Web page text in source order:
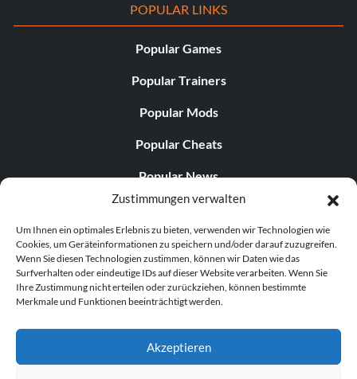
Zustimmungen verwalten
Um Ihnen ein optimales Erlebnis zu bieten, verwenden wir Technologien wie
Cookies, um Geräteinformationen zu speichern und/oder darauf zuzugreifen.
Wenn Sie diesen Technologien zustimmen, können wir Daten wie das
Surfverhalten oder eindeutige IDs auf dieser Website verarbeiten. Wenn Sie
Ihre Zustimmung nicht erteilen oder zurückziehen, können bestimmte
Merkmale und Funktionen beeinträchtigt werden.
Akzeptieren
POPULAR LINKS
Popular Games
Popular Trainers
Popular Mods
Popular Cheats
Popular News
Popular Editorials
Popular Free Games
LATEST UPDATES